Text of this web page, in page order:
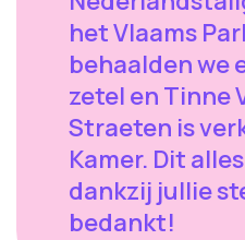
het Vlaams
behaalden we
zetel en Tinne
Straeten is
Kamer. Dit
dankzij jullie
bedankt!